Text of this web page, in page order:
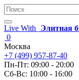
Live With
Элитная
0
Москва
+7 (499) 957-87-40
Пн-Пт: 09:00 - 20:00
Сб-Вс: 10:00 - 16:00